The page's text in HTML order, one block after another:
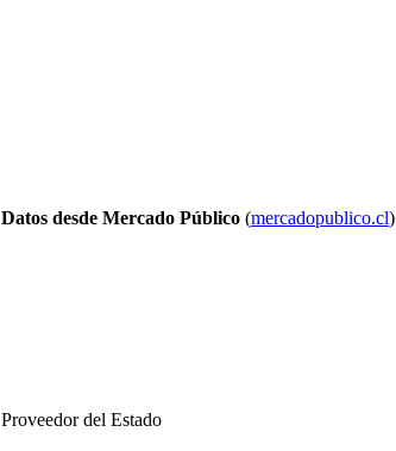
Datos desde Mercado Público (mercadopublico.cl)
Proveedor del Estado